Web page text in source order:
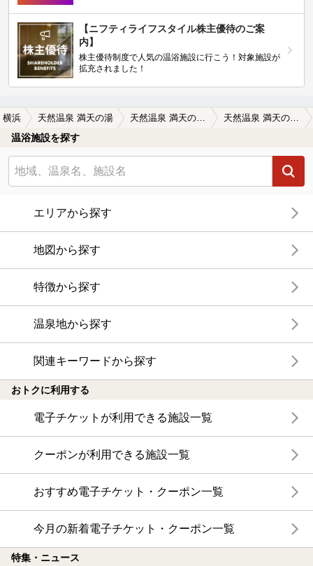
【ニフティライフスタイル株主優待のご案
内】
株主優待制度で人気の温浴施設に行こう！対象施設が
拡充されました！
横浜 天然温泉 満天の湯 天然温泉 満天の湯の口コミ一覧 天然温泉 満天の湯の口コミ 久しぶりに訪問しましたが、内風呂と露天…
温浴施設を探す
エリアから探す
地図から探す
特徴から探す
温泉地から探す
関連キーワードから探す
おトクに利用する
電子チケットが利用できる施設一覧
クーポンが利用できる施設一覧
おすすめ電子チケット・クーポン一覧
今月の新着電子チケット・クーポン一覧
特集・ニュース